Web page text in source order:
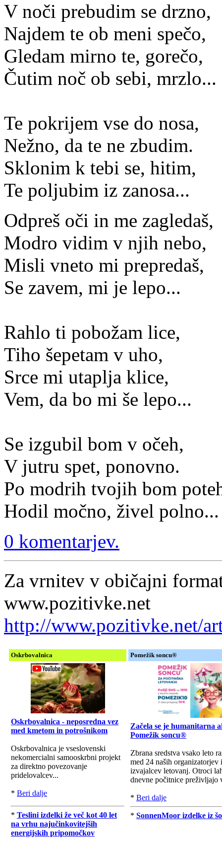
V noči prebudim se drzno,
Najdem te ob meni spečo,
Gledam mirno te, gorečo,
Čutim noč ob sebi, mrzlo...
Te pokrijem vse do nosa,
Nežno, da te ne zbudim.
Sklonim k tebi se, hitim,
Te poljubim iz zanosa...
Odpreš oči in me zagledaš,
Modro vidim v njih nebo,
Misli vneto mi prepredaš,
Se zavem, mi je lepo...
Rahlo ti pobožam lice,
Tiho šepetam v uho,
Srce mi utaplja klice,
Vem, da bo mi še lepo...
Se izgubil bom v očeh,
V jutru spet, ponovno.
Po modrih tvojih bom
Hodil močno, živel polno...
0 komentarjev.
Za vrnitev v običajni
www.pozitivke.net
http://www.pozitivke.net/
Oskrbovalnica
Oskrbovalnica - neposredna vez
med kmetom in potrošnikom
Oskrbovalnica je vseslovenski
nekomercialni samooskrbni projekt
za direktno povezovanje
pridelovalcev...
* Beri dalje
* Teslini izdelki že več kot 40 let
na vrhu najučinkovitejših
energijskih pripomočkov
Pomežik soncu®
Začela se je humanitarna
Pomežik soncu®
Zbrana sredstva vsako leto
med 24 naših organizatorjev
izvajalcev letovanj. Otroci
dnevne počitnice preživljajo
* Beri dalje
* SonnenMoor izdelke iz